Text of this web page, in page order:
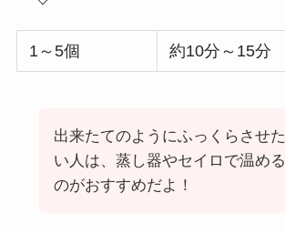
1～5個 約10分～15分
出来たてのようにふっくらさせた
い人は、蒸し器やセイロで温める
のがおすすめだよ！